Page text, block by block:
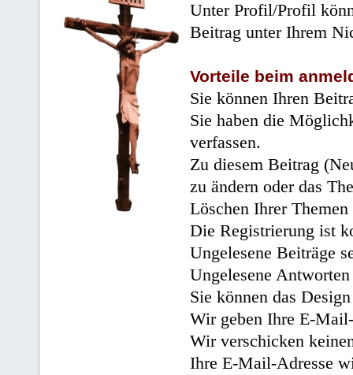
Unter Profil/Profil
Beitrag unter Ihrem
Vorteile beim
Sie können Ihren
Sie haben die
verfassen.
Zu diesem Beitrag
zu ändern oder das
Löschen Ihrer
Die Registrierung ist
Ungelesene Beiträge
Ungelesene
Sie können das
Wir geben Ihre E-
Wir verschicken
Ihre E-Mail-Adresse